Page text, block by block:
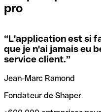
locales.
Si vous n'êtes pas sûr du
utiliser, nous avons
codes SWIFT par nom de
vérification/recherche de
trouver et vérifier vos
transferts d’argent.
pro
“L'application est si
que je n'ai jamais eu
service client.”
Jean-Marc Ramond
Fondateur de Shaper